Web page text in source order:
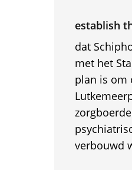
establish
dat
met het
plan is om
verbouwd